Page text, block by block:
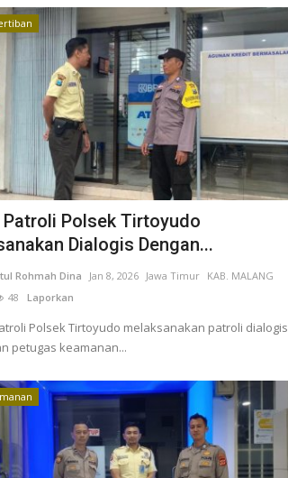
Patroli Polsek Tirtoyudo
Dialogis Dengan...
Rohmah Dina Jan 8, 2026 Jawa Timur KAB. MALANG
48 Laporkan
Polsek Tirtoyudo melaksanakan patroli dialogis
petugas keamanan...